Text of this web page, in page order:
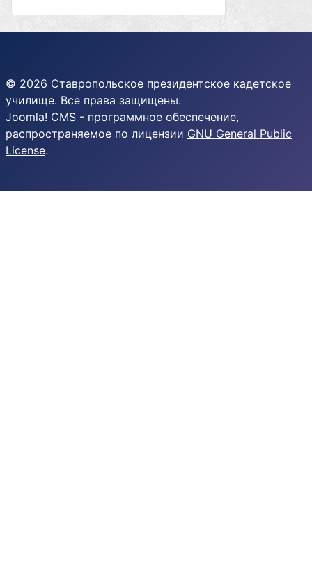
© 2026 Ставропольское президентское кадетское
училище. Все права защищены.
Joomla! CMS - программное обеспечение,
распространяемое по лицензии GNU General Public
License.